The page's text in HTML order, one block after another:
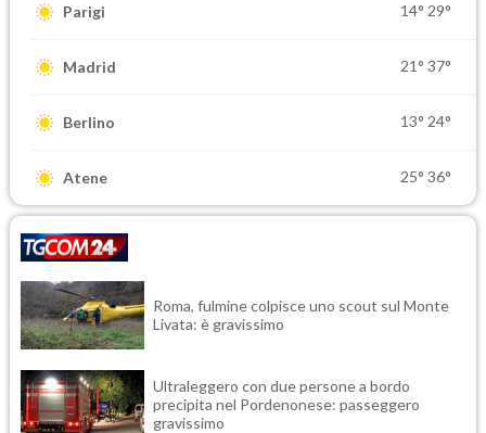
Parigi 14° 29°
Madrid 21° 37°
Berlino 13° 24°
Atene 25° 36°
Roma, fulmine colpisce uno scout sul Monte
Livata: è gravissimo
Ultraleggero con due persone a bordo
precipita nel Pordenonese: passeggero
gravissimo